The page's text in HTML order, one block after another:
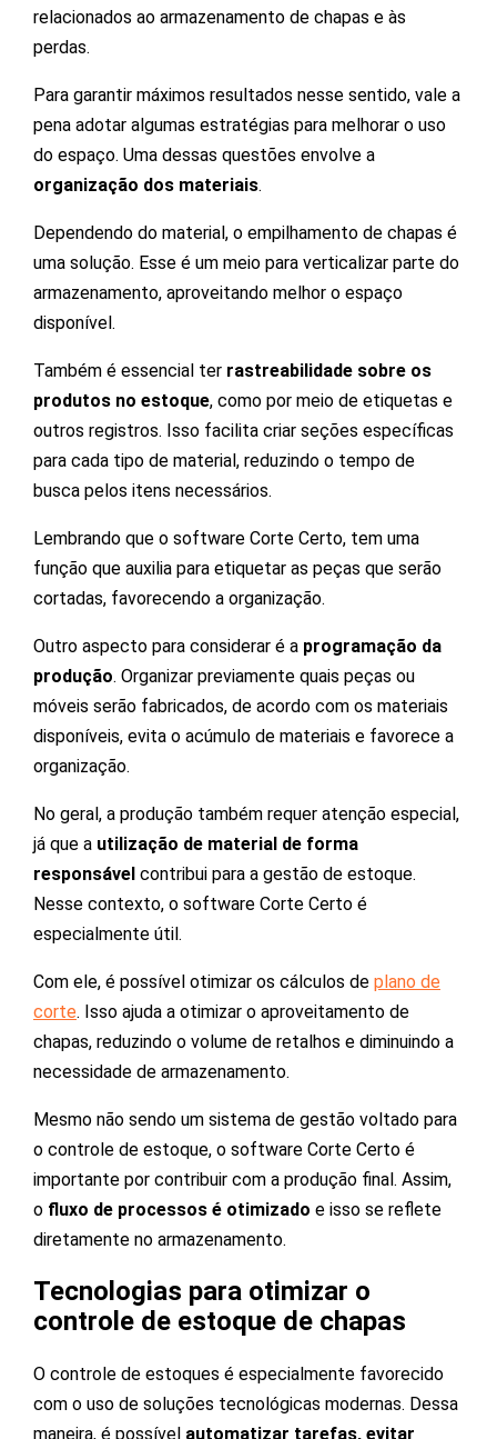
relacionados ao armazenamento de chapas e às
perdas.
Para garantir máximos resultados nesse sentido, vale a
pena adotar algumas estratégias para melhorar o uso
do espaço. Uma dessas questões envolve a
organização dos materiais.
Dependendo do material, o empilhamento de chapas é
uma solução. Esse é um meio para verticalizar parte do
armazenamento, aproveitando melhor o espaço
disponível.
Também é essencial ter rastreabilidade sobre os
produtos no estoque, como por meio de etiquetas e
outros registros. Isso facilita criar seções específicas
para cada tipo de material, reduzindo o tempo de
busca pelos itens necessários.
Lembrando que o software Corte Certo, tem uma
função que auxilia para etiquetar as peças que serão
cortadas, favorecendo a organização.
Outro aspecto para considerar é a programação da
produção. Organizar previamente quais peças ou
móveis serão fabricados, de acordo com os materiais
disponíveis, evita o acúmulo de materiais e favorece a
organização.
No geral, a produção também requer atenção especial,
já que a utilização de material de forma
responsável contribui para a gestão de estoque.
Nesse contexto, o software Corte Certo é
especialmente útil.
Com ele, é possível otimizar os cálculos de plano de
corte. Isso ajuda a otimizar o aproveitamento de
chapas, reduzindo o volume de retalhos e diminuindo a
necessidade de armazenamento.
Mesmo não sendo um sistema de gestão voltado para
o controle de estoque, o software Corte Certo é
importante por contribuir com a produção final. Assim,
o fluxo de processos é otimizado e isso se reflete
diretamente no armazenamento.
Tecnologias para otimizar o
controle de estoque de chapas
O controle de estoques é especialmente favorecido
com o uso de soluções tecnológicas modernas. Dessa
maneira, é possível automatizar tarefas, evitar